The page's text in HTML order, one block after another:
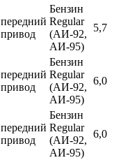
передний
привод
Бензин
Regular
(АИ-92,
АИ-95)
5,7
передний
привод
Бензин
Regular
(АИ-92,
АИ-95)
6,0
передний
привод
Бензин
Regular
(АИ-92,
АИ-95)
6,0